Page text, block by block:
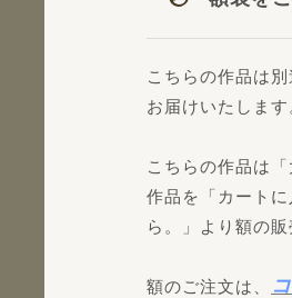
こちらの作品は
お届けいたしま
こちらの作品は
作品を「カート
ら。」より額の
額のご注文は、